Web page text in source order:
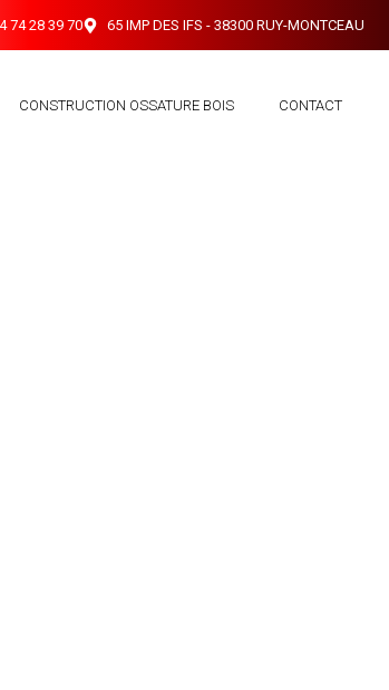
74 28 39 70 65 IMP DES IFS - 38300 RUY-MONTCEAU
CONSTRUCTION OSSATURE BOIS CONTACT